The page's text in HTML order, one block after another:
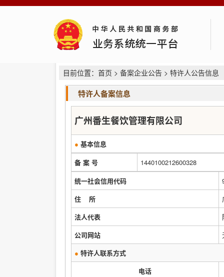
目前位置： 首页 > 备案企业公告 > 特许人公告信息
特许人备案信息
广州番生餐饮管理有限公司
● 基本信息
备 案 号
1440100212600328
统一社会信用代码
住 所
法人代表
公司网站
● 特许人联系方式
电话